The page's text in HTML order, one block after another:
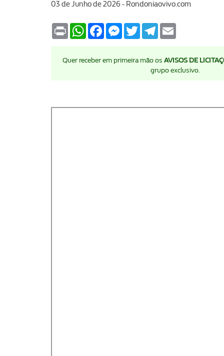
03 de Junho de 2026 - Rondoniaovivo.com
Print WhatsAppFacebookMessenger
TwitterTelegram
Quer receber em primeira mão os AVISOS DE
grupo exclusivo.